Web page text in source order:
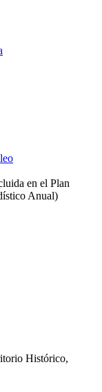
en el Plan
Anual)
Histórico,